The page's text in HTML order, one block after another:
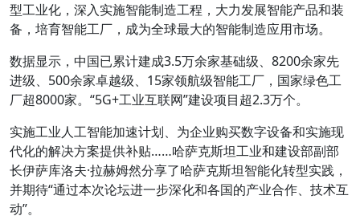
型工业化，深入实施智能制造工程，大力发展智能产品和装
备，培育智能工厂，成为全球最大的智能制造应用市场。
数据显示，中国已累计建成3.5万余家基础级、8200余家先
进级、500余家卓越级、15家领航级智能工厂，国家绿色工
厂超8000家。“5G+工业互联网”建设项目超2.3万个。
实施工业人工智能加速计划、为企业购买数字设备和实施现
代化的解决方案提供补贴……哈萨克斯坦工业和建设部副部
长伊萨库洛夫·拉赫姆然分享了哈萨克斯坦智能化转型实践，
并期待“通过本次论坛进一步深化和各国的产业合作、技术互
动”。